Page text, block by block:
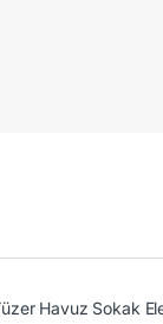
Havuz Sokak